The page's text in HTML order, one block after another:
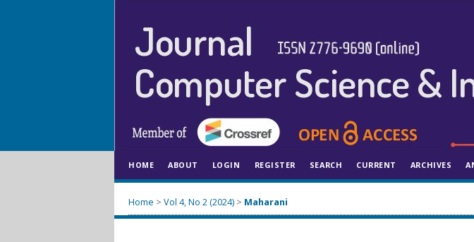
HOME ABOUT LOGIN REGISTER SEARCH CURRENT ARCHIVES
Home > Vol 4, No 2 (2024) > Maharani